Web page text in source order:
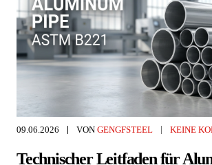
09.06.2026 VON GENGFSTEEL KEINE
Technischer Leitfaden für